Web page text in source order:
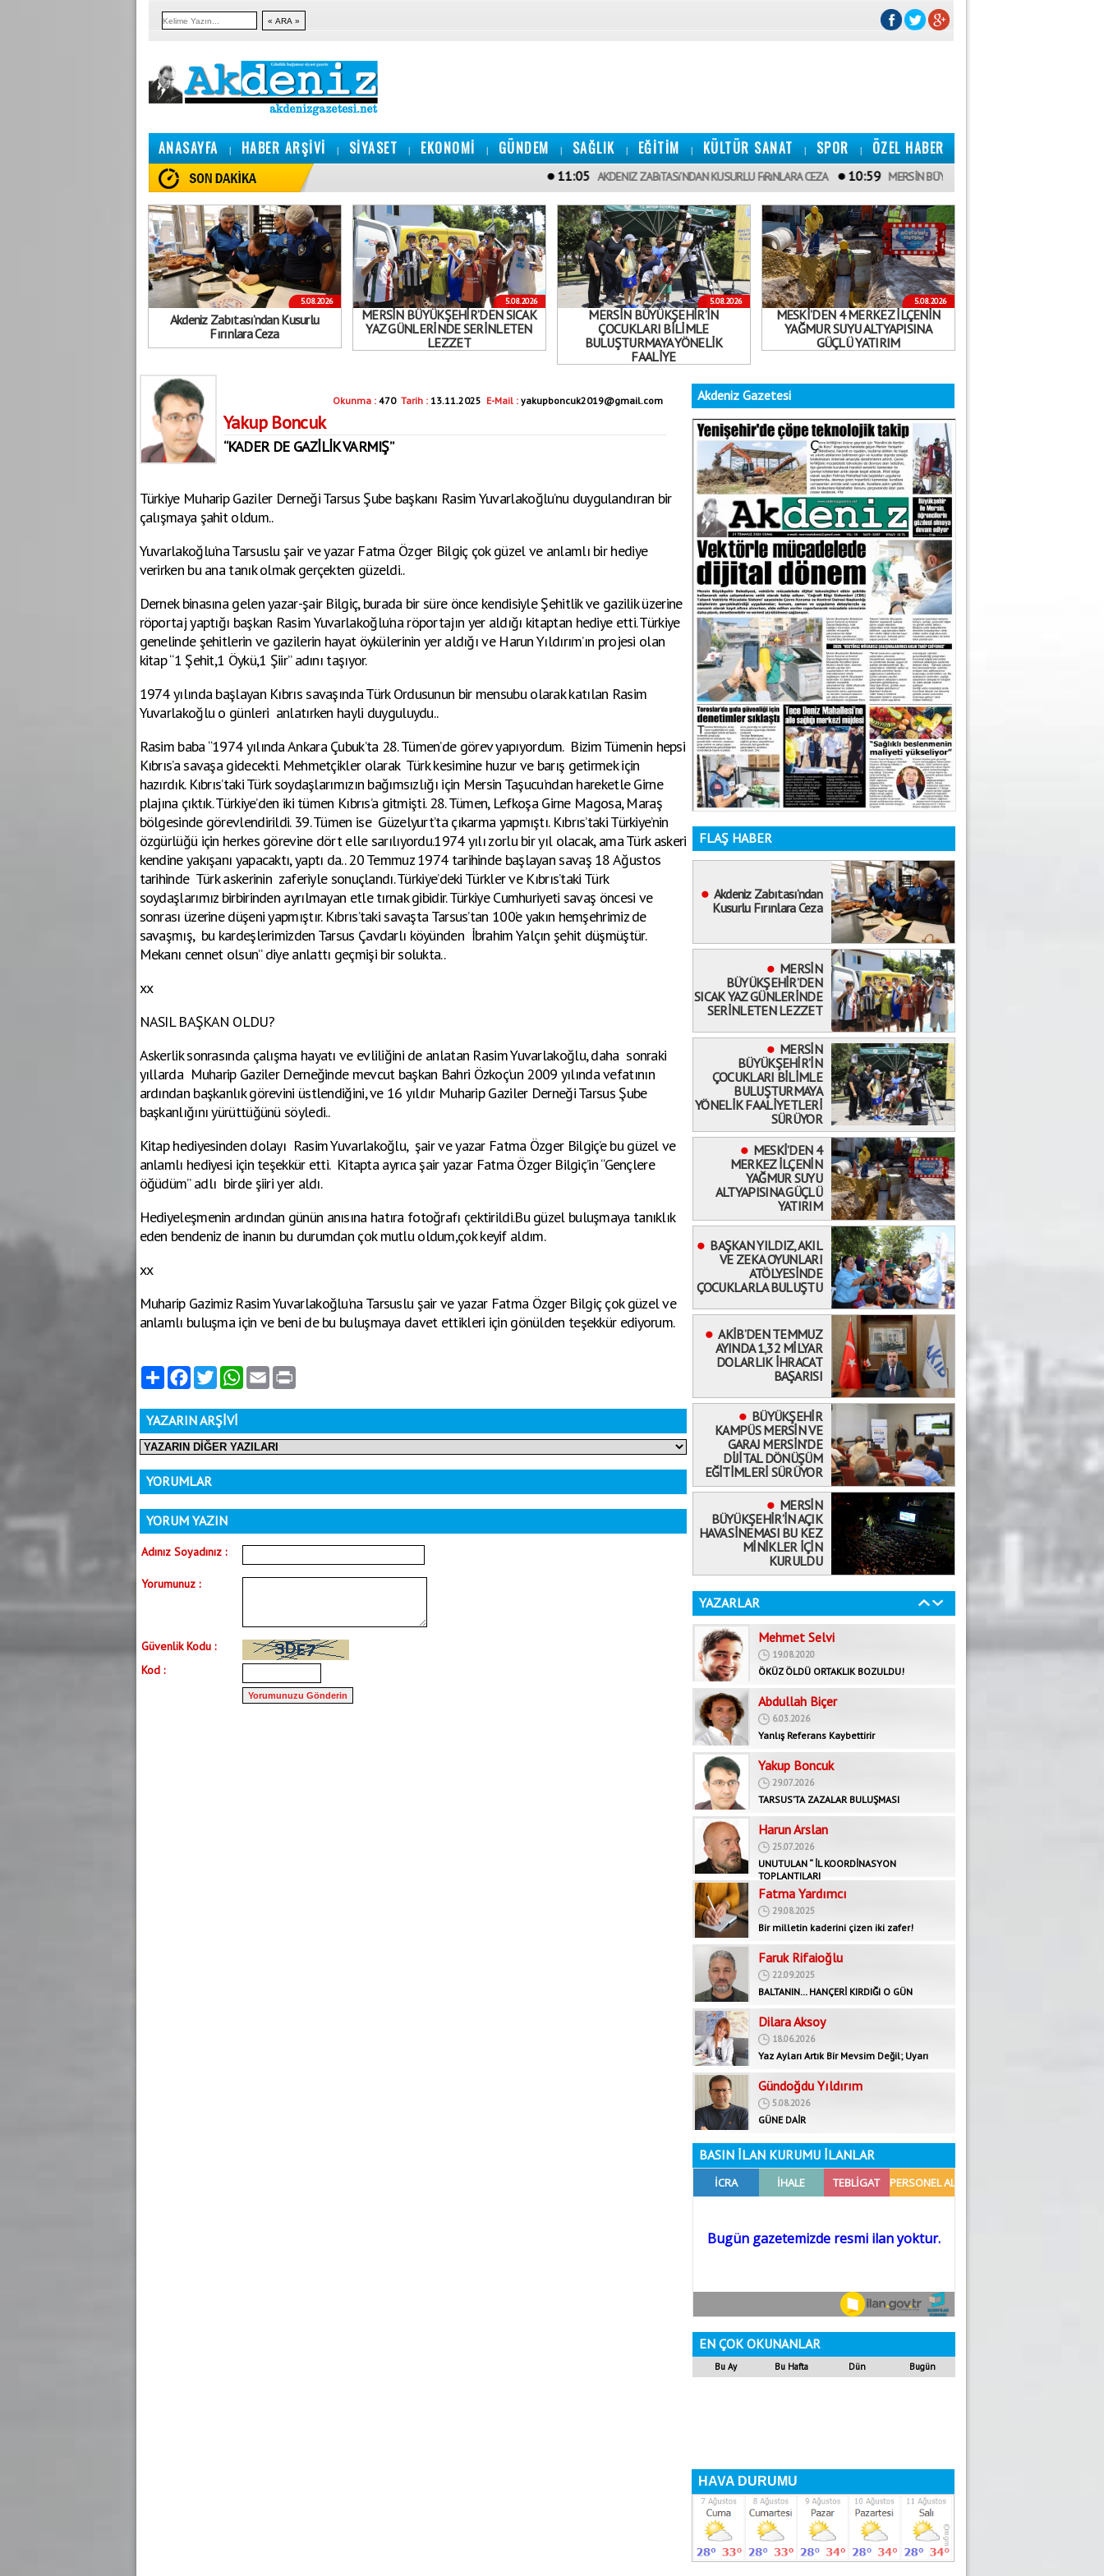
ANASAYFA | HABER ARŞİVİ | SİYASET | EKONOMİ | GÜNDEM | SAĞLIK | EĞİTİM | KÜLTÜR SANAT | SPOR | ÖZEL HABER
AKDENIZ ZABıTASı’NDAN KUSURLU FıRıNLARA CEZA 10:59 MERSİN BÜYÜKŞEHİR’DEN SICAK YAZ GÜNLERİNDE
5.08.2026
Akdeniz Zabıtası’ndan Kusurlu
Fırınlara Ceza
5.08.2026
MERSİN BÜYÜKŞEHİR’DEN SICAK
YAZ GÜNLERİNDE SERİNLETEN
LEZZET
5.08.2026
MERSİN BÜYÜKŞEHİR’İN
ÇOCUKLARI BİLİMLE
BULUŞTURMAYA YÖNELİK
FAALİYE
5.08.2026
MESKİ’DEN 4 MERKEZ İLÇENİN
YAĞMUR SUYU ALTYAPISINA
GÜÇLÜ YATIRIM
Okunma : 470 Tarih : 13.11.2025 E-Mail : yakupboncuk2019@gmail.com
Yakup Boncuk
“KADER DE GAZİLİK VARMIŞ”
Türkiye Muharip Gaziler Derneği Tarsus Şube başkanı Rasim Yuvarlakoğlu’nu duygulandıran bir
çalışmaya şahit oldum..
Yuvarlakoğlu’na Tarsuslu şair ve yazar Fatma Özger Bilgiç çok güzel ve anlamlı bir hediye
verirken bu ana tanık olmak gerçekten güzeldi..
Dernek binasına gelen yazar-şair Bilgiç, burada bir süre önce kendisiyle Şehitlik ve gazilik üzerine
röportaj yaptığı başkan Rasim Yuvarlakoğlu’na röportajın yer aldığı kitaptan hediye etti. Türkiye
genelinde şehitlerin ve gazilerin hayat öykülerinin yer aldığı ve Harun Yıldırım’ın projesi olan
kitap “1 Şehit,1 Öykü,1 Şiir” adını taşıyor.
1974 yılında başlayan Kıbrıs savaşında Türk Ordusunun bir mensubu olarak katılan Rasim
Yuvarlakoğlu o günleri anlatırken hayli duyguluydu..
Rasim baba “1974 yılında Ankara Çubuk’ta 28. Tümen’de görev yapıyordum. Bizim Tümenin hepsi
Kıbrıs’a savaşa gidecekti. Mehmetçikler olarak Türk kesimine huzur ve barış getirmek için
hazırdık. Kıbrıs’taki Türk soydaşlarımızın bağımsızlığı için Mersin Taşucu’ndan hareketle Girne
plajına çıktık. Türkiye’den iki tümen Kıbrıs’a gitmişti. 28. Tümen, Lefkoşa Girne Magosa, Maraş
bölgesinde görevlendirildi. 39. Tümen ise Güzelyurt’ta çıkarma yapmıştı. Kıbrıs’taki Türkiye’nin
özgürlüğü için herkes görevine dört elle sarılıyordu.1974 yılı zorlu bir yıl olacak, ama Türk askeri
kendine yakışanı yapacaktı, yaptı da.. 20 Temmuz 1974 tarihinde başlayan savaş 18 Ağustos
tarihinde Türk askerinin zaferiyle sonuçlandı. Türkiye’deki Türkler ve Kıbrıs’taki Türk
soydaşlarımız birbirinden ayrılmayan etle tırnak gibidir. Türkiye Cumhuriyeti savaş öncesi ve
sonrası üzerine düşeni yapmıştır. Kıbrıs’taki savaşta Tarsus’tan 100’e yakın hemşehrimiz de
savaşmış, bu kardeşlerimizden Tarsus Çavdarlı köyünden İbrahim Yalçın şehit düşmüştür.
Mekanı cennet olsun” diye anlattı geçmişi bir solukta..
xx
NASIL BAŞKAN OLDU?
Askerlik sonrasında çalışma hayatı ve evliliğini de anlatan Rasim Yuvarlakoğlu, daha sonraki
yıllarda Muharip Gaziler Derneğinde mevcut başkan Bahri Özkoç’un 2009 yılında vefatının
ardından başkanlık görevini üstlendiğini, ve 16 yıldır Muharip Gaziler Derneği Tarsus Şube
başkanlığını yürüttüğünü söyledi..
Kitap hediyesinden dolayı Rasim Yuvarlakoğlu, şair ve yazar Fatma Özger Bilgiç’e bu güzel ve
anlamlı hediyesi için teşekkür etti. Kitapta ayrıca şair yazar Fatma Özger Bilgiç’in “Gençlere
öğüdüm” adlı birde şiiri yer aldı.
Hediyeleşmenin ardından günün anısına hatıra fotoğrafı çektirildi.Bu güzel buluşmaya tanıklık
eden bendeniz de inanın bu durumdan çok mutlu oldum,çok keyif aldım.
xx
Muharip Gazimiz Rasim Yuvarlakoğlu’na Tarsuslu şair ve yazar Fatma Özger Bilgiç çok güzel ve
anlamlı buluşma için ve beni de bu buluşmaya davet ettikleri için gönülden teşekkür ediyorum.
Paylaş FacebookTwitter WhatsAppEmail
YAZARIN ARŞİVİ
YORUMLAR
YORUM YAZIN
Adınız Soyadınız :
Yorumunuz :
Güvenlik Kodu :
Kod :
Akdeniz Gazetesi
FLAŞ HABER
Akdeniz Zabıtası’ndan
Kusurlu Fırınlara Ceza
MERSİN
BÜYÜKŞEHİR’DEN
SICAK YAZ GÜNLERİNDE
SERİNLETEN LEZZET
MERSİN
BÜYÜKŞEHİR’İN
ÇOCUKLARI BİLİMLE
BULUŞTURMAYA
YÖNELİK FAALİYETLERİ
SÜRÜYOR
MESKİ’DEN 4
MERKEZ İLÇENİN
YAĞMUR SUYU
ALTYAPISINA GÜÇLÜ
YATIRIM
BAŞKAN YILDIZ, AKIL
VE ZEKA OYUNLARI
ATÖLYESİNDE
ÇOCUKLARLA BULUŞTU
AKİB’DEN TEMMUZ
AYINDA 1,32 MİLYAR
DOLARLIK İHRACAT
BAŞARISI
BÜYÜKŞEHİR
KAMPÜS MERSİN VE
GARAJ MERSİN’DE
DİJİTAL DÖNÜŞÜM
EĞİTİMLERİ SÜRÜYOR
MERSİN
BÜYÜKŞEHİR’İN AÇIK
HAVA SİNEMASI BU KEZ
MİNİKLER İÇİN
KURULDU
YAZARLAR
Mehmet Selvi
19.08.2020
ÖKÜZ ÖLDÜ ORTAKLIK BOZULDU!
Abdullah Biçer
6.03.2026
Yanlış Referans Kaybettirir
Yakup Boncuk
29.07.2026
TARSUS’TA ZAZALAR BULUŞMASI
Harun Arslan
25.07.2026
UNUTULAN “ İL KOORDİNASYON
TOPLANTILARI
Fatma Yardımcı
29.08.2025
Bir milletin kaderini çizen iki zafer!
Faruk Rifaioğlu
22.09.2025
BALTANIN… HANÇERİ KIRDIĞI O GÜN
Dilara Aksoy
18.06.2026
Yaz Ayları Artık Bir Mevsim Değil; Uyarı
Gündoğdu Yıldırım
5.08.2026
GÜNE DAİR
BASIN İLAN KURUMU İLANLAR
EN ÇOK OKUNANLAR
Bu Ay Bu Hafta Dün Bugün